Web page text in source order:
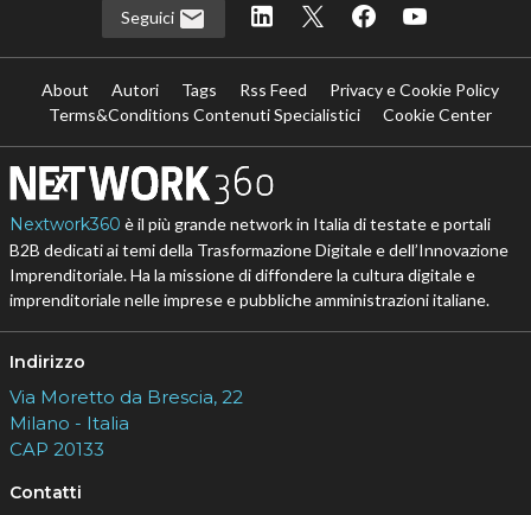
Seguici
About Autori Tags Rss Feed
Privacy e Cookie Policy
Terms&Conditions Contenuti Specialistici
Cookie Center
Nextwork360 è il più grande network in Italia di testate e portali
B2B dedicati ai temi della Trasformazione Digitale e dell’Innovazione
Imprenditoriale. Ha la missione di diffondere la cultura digitale e
imprenditoriale nelle imprese e pubbliche amministrazioni italiane.
Indirizzo
Via Moretto da Brescia, 22
Milano - Italia
CAP 20133
Contatti